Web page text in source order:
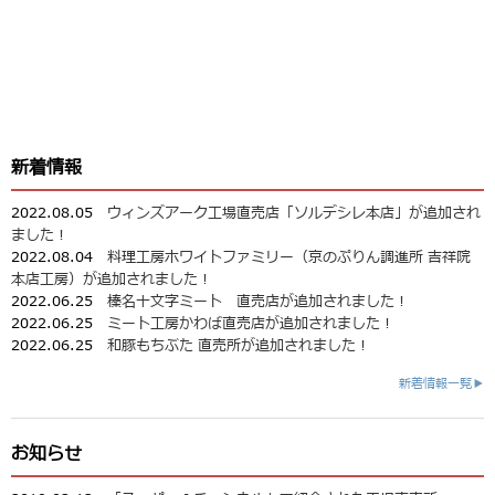
新着情報
2022.08.05 ウィンズアーク工場直売店「ソルデシレ本店」が追加され
ました！
2022.08.04 料理工房ホワイトファミリー（京のぷりん調進所 吉祥院
本店工房）が追加されました！
2022.06.25 榛名十文字ミート 直売店が追加されました！
2022.06.25 ミート工房かわば直売店が追加されました！
2022.06.25 和豚もちぶた 直売所が追加されました！
新着情報一覧▶
お知らせ